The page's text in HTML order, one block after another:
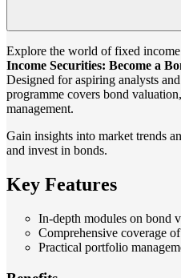
Explore the world of fixed
Income Securities: Become a
Designed for aspiring analysts
programme covers bond
management.
Gain insights into market trends
and invest in bonds.
Key Features
In-depth modules on bond
Comprehensive coverage
Practical portfolio